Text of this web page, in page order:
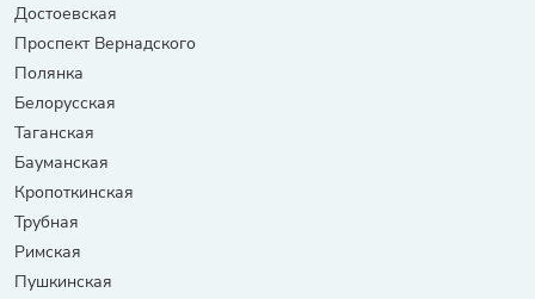
Достоевская
Проспект Вернадского
Полянка
Белорусская
Таганская
Бауманская
Кропоткинская
Трубная
Римская
Пушкинская